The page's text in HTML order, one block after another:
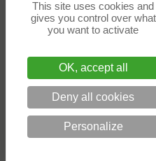
-Création ou refonte du
Sites partenaires:
Adresses-Colleges.fr
Un
This site uses cookies and
gives you control over what
you want to activate
OK, accept all
Deny all cookies
Personalize